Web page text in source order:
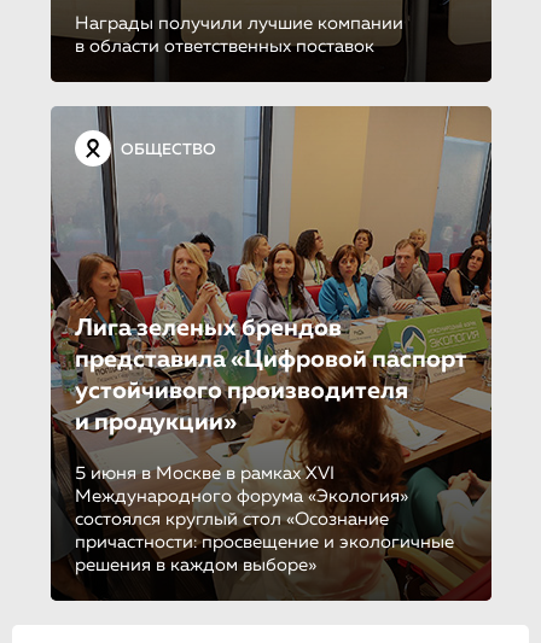
Награды получили лучшие компании
в области ответственных поставок
ОБЩЕСТВО
Лига зеленых брендов
представила «Цифровой паспорт
устойчивого производителя
и продукции»
5 июня в Москве в рамках XVI
Международного форума «Экология»
состоялся круглый стол «Осознание
причастности: просвещение и экологичные
решения в каждом выборе»